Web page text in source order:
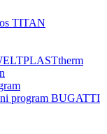
TITAN
program BUGATTI